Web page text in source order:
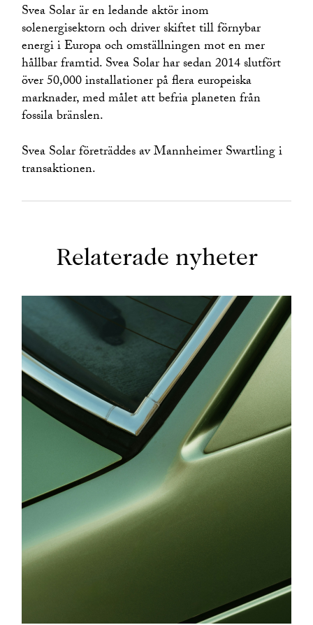
Svea Solar är en ledande aktör inom
solenergisektorn och driver skiftet till förnybar
energi i Europa och omställningen mot en mer
hållbar framtid. Svea Solar har sedan 2014 slutfört
över 50,000 installationer på flera europeiska
marknader, med målet att befria planeten från
fossila bränslen.
Svea Solar företräddes av Mannheimer Swartling i
transaktionen.
Relaterade nyheter